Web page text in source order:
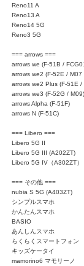
Reno11 A
Reno13 A
Reno14 5G
Reno3 5G
=== arrows ===
arrows we (F-51B /
arrows we2 (F-52E / M07
arrows we2 Plus (F-51E /
arrows we3 (F-52G / M09)
arrows Alpha (F-51F)
arrows N (F-51C)
=== Libero ===
Libero 5G II
Libero 5G III (A202ZT)
Libero 5G IV（A302ZT）
=== その他 ===
nubia S 5G (A403ZT)
シンプルスマホ
かんたんスマホ
BASIO
あんしんスマホ
らくらくスマートフォン
キッズケータイ
mamorino6 マモリーノ